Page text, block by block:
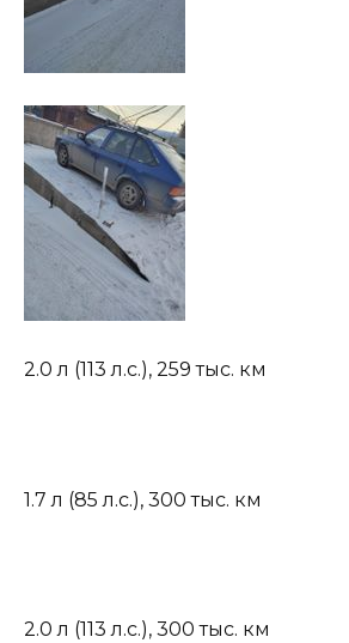
2.0 л (113 л.с.), 259 тыс. км
1.7 л (85 л.с.), 300 тыс. км
2.0 л (113 л.с.), 300 тыс. км